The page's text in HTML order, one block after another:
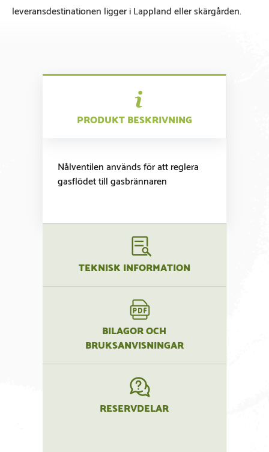
leveransdestinationen ligger i Lappland eller skärgården.
PRODUKT BESKRIVNING
Nålventilen används för att reglera
gasflödet till gasbrännaren
TEKNISK INFORMATION
BILAGOR OCH
BRUKSANVISNINGAR
RESERVDELAR